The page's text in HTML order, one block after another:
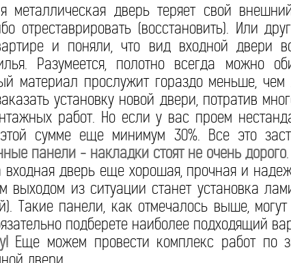
металлическая дверь теряет свой
отреставрировать (восстановить). Или
и поняли, что вид входной двери
Разумеется, полотно всегда можно
материал прослужит гораздо меньше,
установку новой двери, потратив
работ. Но если у вас проем
сумме еще минимум 30%. Все это
панели - накладки стоят не очень дорого.
дверь еще хорошая, прочная и
выходом из ситуации станет установка
Такие панели, как отмечалось выше,
подберете наиболее подходящий
Еще можем провести комплекс работ по